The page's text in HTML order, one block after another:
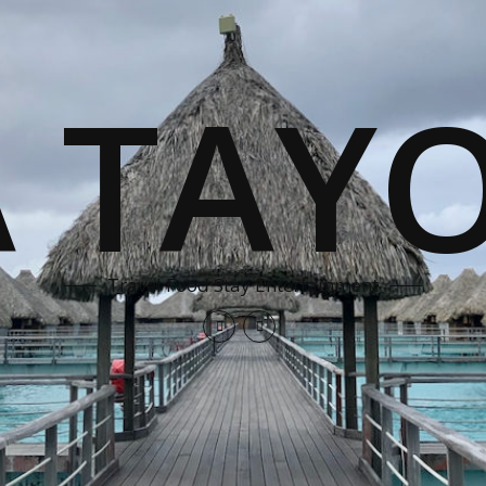
Travel Food Stay Entertainment